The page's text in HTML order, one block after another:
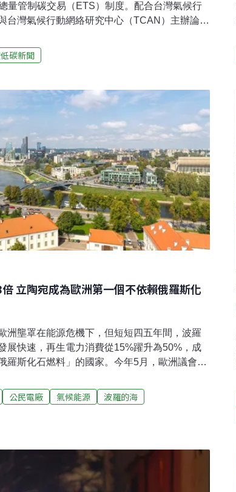
量管制碳交易（ETS）制度。配合台灣氣候行
台灣氣候行動網絡研究中心（TCAN）主辦論
示，台灣碳費制度納入優惠費率、自主減量及
ETS，也須與既有制度妥善銜接。她也認為，
ETS促進市場減排今年台灣第一筆碳費進帳，搭
2030年可較基準年（2025年）減少4700萬噸碳
灣氣候行動網絡研究中心（TCAN）6月30日主
台日韓碳定價機制論壇」，擴大討論東亞實
彭啓明致詞表示，今年底預計試行台版
碳新聞
倍 立陶宛成為歐洲第一個不依賴俄羅斯化
洲壟罩在能源危機下，但短短四五年間，波羅
展快速，再生電力消費從15%躍升為50%，成
羅斯化石燃料」的國家。今年5月，歐洲議會歐
立陶宛加速審查流程、鼓勵投資等政策。EESC
織「循環經濟」（Ziedine ekonomika）創辦人
）報告，自2021年至2025年，立陶
。僅憑風電，就能滿足約150萬戶家庭一整年的
並非全靠政府或大型電廠，公民可藉由自家屋
設風力發電參與轉型。他們既是生產者、也是
公民電廠 氣候能源
波羅的海